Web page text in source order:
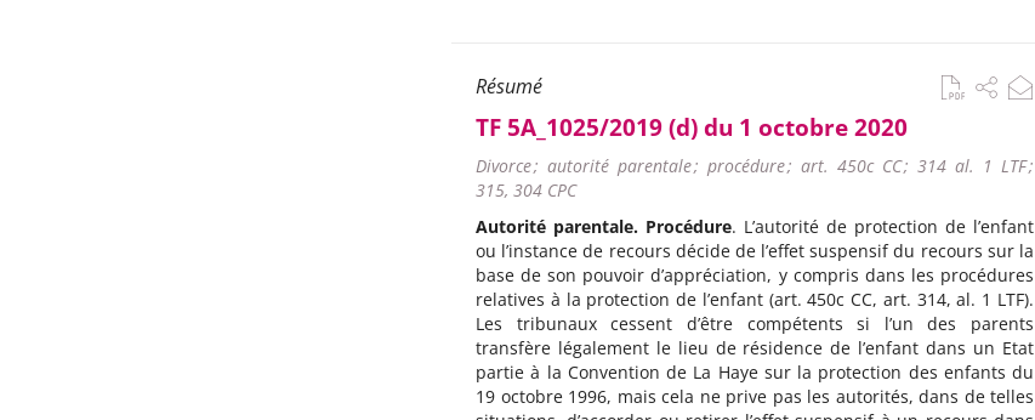
Résumé
TF 5A_1025/2019 (d) du 1 octobre 2020
Divorce ; autorité parentale ; procédure ; art. 450c CC ; 314 al. 1 LTF ;
315, 304 CPC
Autorité parentale. Procédure. L’autorité de protection de l’enfant
ou l’instance de recours décide de l’effet suspensif du recours sur la
base de son pouvoir d’appréciation, y compris dans les procédures
relatives à la protection de l’enfant (art. 450c CC, art. 314, al. 1 LTF).
Les tribunaux cessent d’être compétents si l’un des parents
transfère légalement le lieu de résidence de l’enfant dans un Etat
partie à la Convention de La Haye sur la protection des enfants du
19 octobre 1996, mais cela ne prive pas les autorités, dans de telles